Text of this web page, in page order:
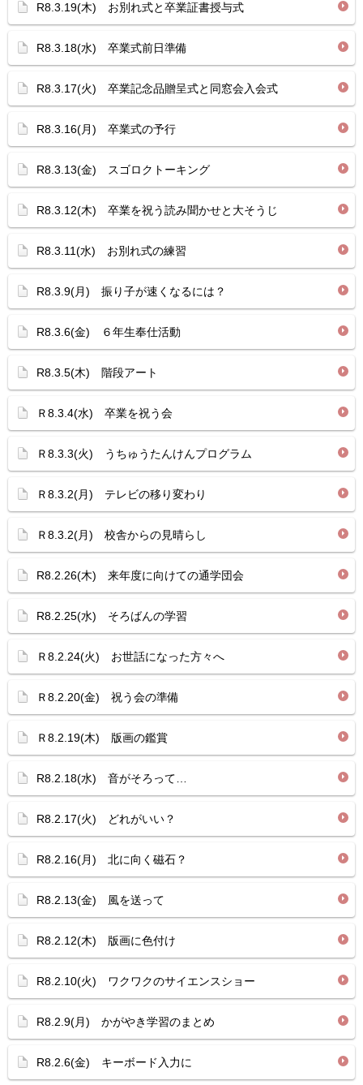
R8.3.19(木) お別れ式と卒業証書授与式
R8.3.18(水) 卒業式前日準備
R8.3.17(火) 卒業記念品贈呈式と同窓会入会式
R8.3.16(月) 卒業式の予行
R8.3.13(金) スゴロクトーキング
R8.3.12(木) 卒業を祝う読み聞かせと大そうじ
R8.3.11(水) お別れ式の練習
R8.3.9(月) 振り子が速くなるには？
R8.3.6(金) ６年生奉仕活動
R8.3.5(木) 階段アート
Ｒ8.3.4(水) 卒業を祝う会
Ｒ8.3.3(火) うちゅうたんけんプログラム
Ｒ8.3.2(月) テレビの移り変わり
Ｒ8.3.2(月) 校舎からの見晴らし
R8.2.26(木) 来年度に向けての通学団会
R8.2.25(水) そろばんの学習
Ｒ8.2.24(火) お世話になった方々へ
Ｒ8.2.20(金) 祝う会の準備
Ｒ8.2.19(木) 版画の鑑賞
R8.2.18(水) 音がそろって…
R8.2.17(火) どれがいい？
R8.2.16(月) 北に向く磁石？
R8.2.13(金) 風を送って
R8.2.12(木) 版画に色付け
R8.2.10(火) ワクワクのサイエンスショー
R8.2.9(月) かがやき学習のまとめ
R8.2.6(金) キーボード入力に